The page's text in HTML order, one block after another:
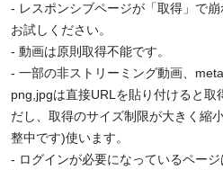
- レスポンシブページが「取得」で
お試しください。
- 動画は原則取得不能です。
- 一部の非ストリーミング動画、
png,jpgは直接URLを貼り付けると取
だし、取得のサイズ制限が大きく縮
整中です)使います。
- ログインが必要になっているペー